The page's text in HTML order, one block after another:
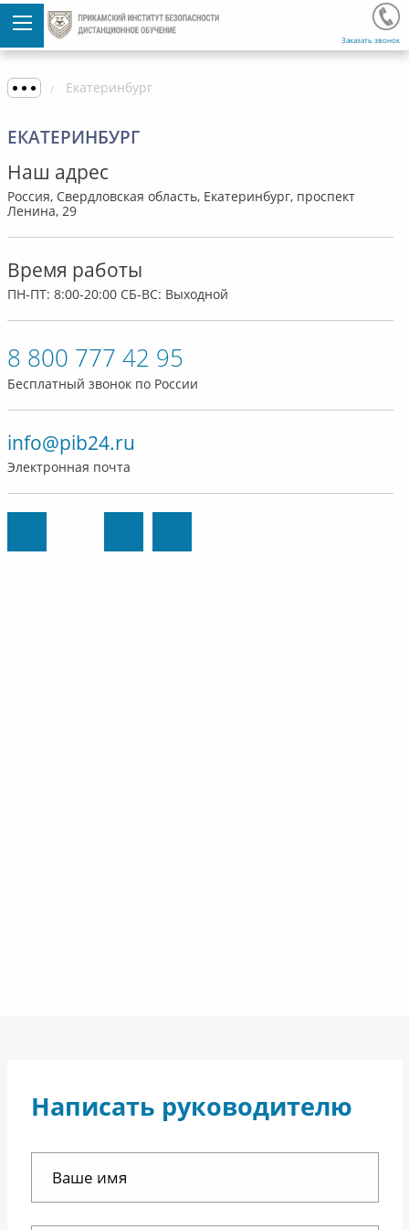
Заказать звонок
Екатеринбург
ЕКАТЕРИНБУРГ
Наш адрес
Россия, Свердловская область, Екатеринбург, проспект
Ленина, 29
Время работы
ПН-ПТ: 8:00-20:00 СБ-ВС: Выходной
8 800 777 42 95
Бесплатный звонок по России
info@pib24.ru
Электронная почта
Написать руководителю